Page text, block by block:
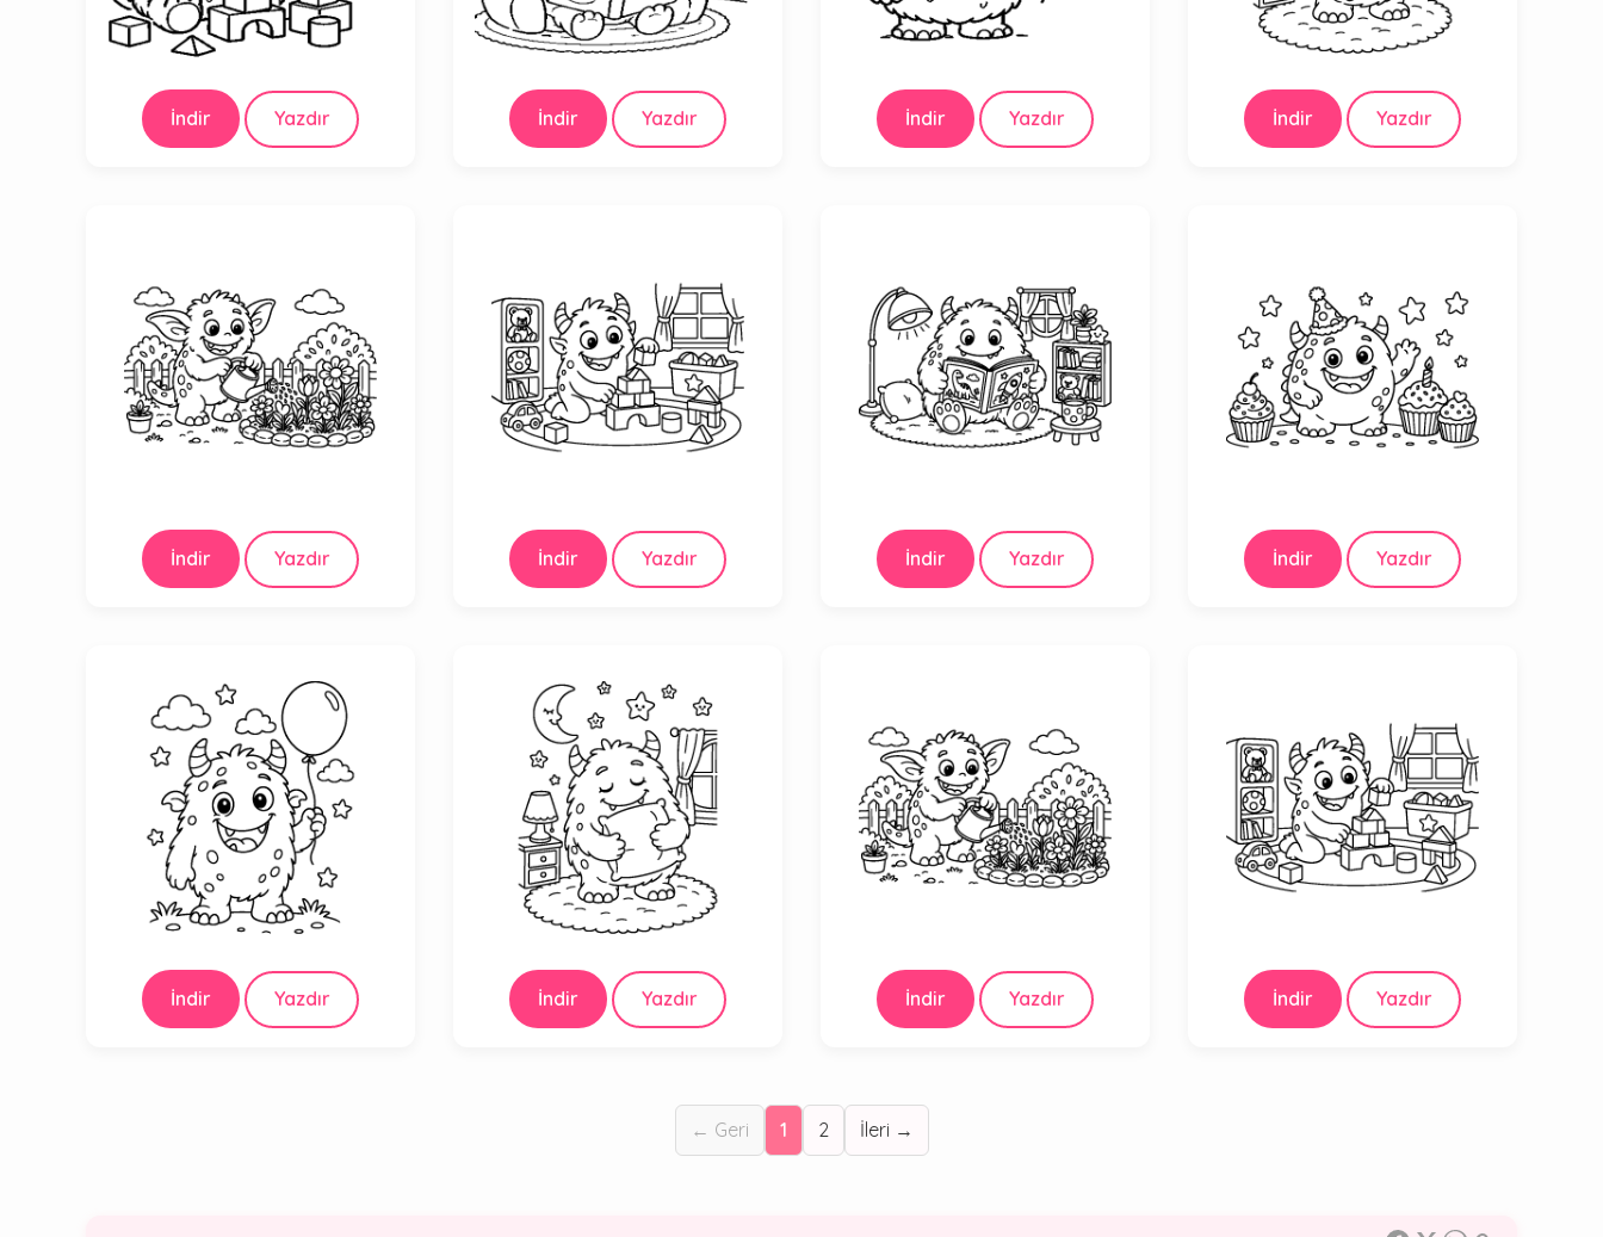
İndir Yazdır İndir Yazdır İndir Yazdır İndir Yazdır
İndir Yazdır İndir Yazdır İndir Yazdır İndir Yazdır
İndir Yazdır İndir Yazdır İndir Yazdır İndir Yazdır
← Geri 1 2 İleri →